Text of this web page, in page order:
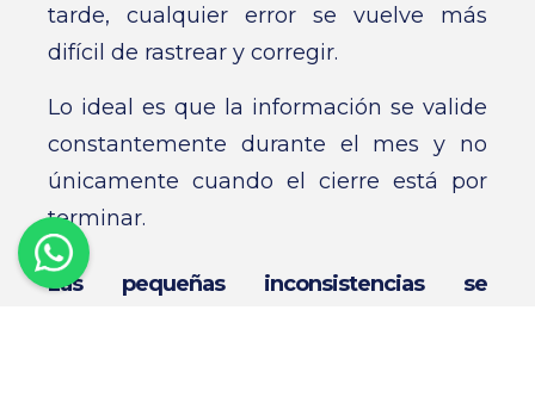
tarde, cualquier error se vuelve más
difícil de rastrear y corregir.
Lo ideal es que la información se valide
constantemente durante el mes y no
únicamente cuando el cierre está por
terminar.
Las pequeñas inconsistencias se